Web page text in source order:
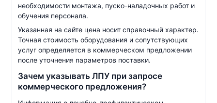
необходимости монтажа, пуско-наладочных работ и
обучения персонала.
Указанная на сайте цена носит справочный характер.
Точная стоимость оборудования и сопутствующих
услуг определяется в коммерческом предложении
после уточнения параметров поставки.
Зачем указывать ЛПУ при запросе
коммерческого предложения?